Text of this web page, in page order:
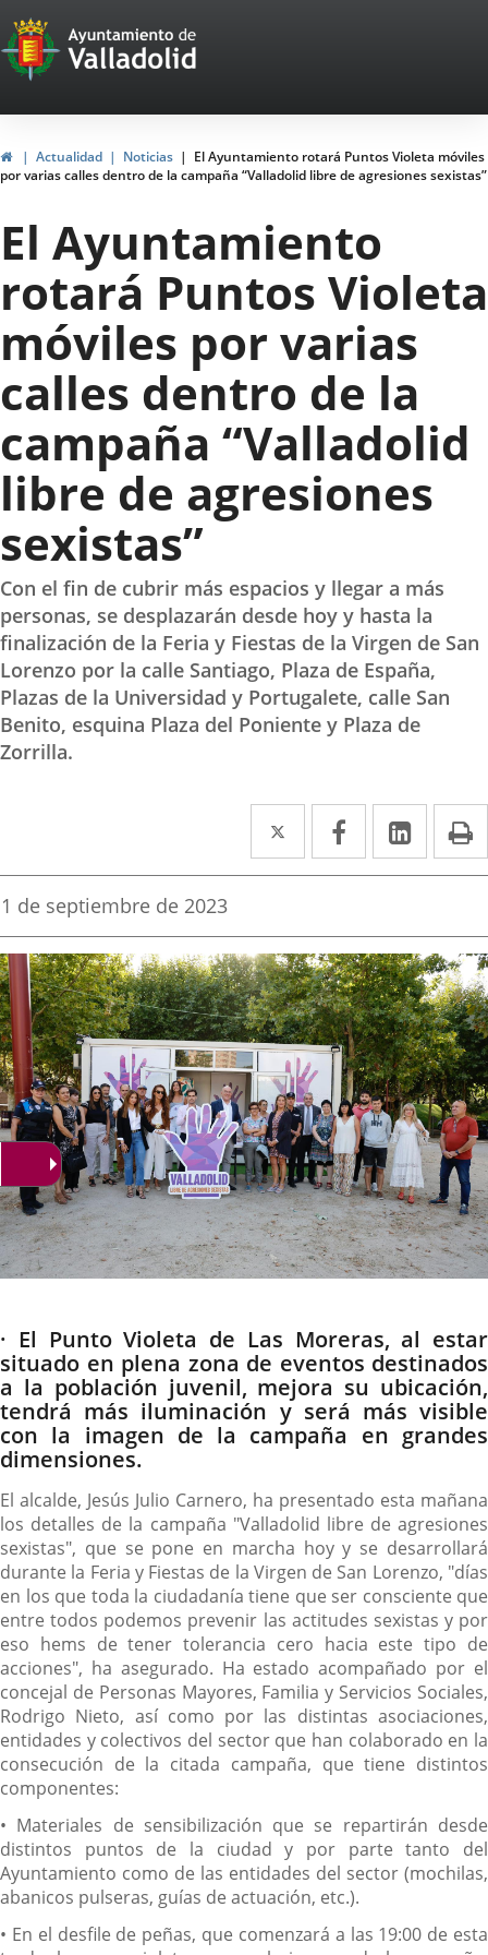
Portal
Web
del
Ayuntamiento
de
Valladolid
HomeActualidad Noticias
El Ayuntamiento rotará Puntos Violeta móviles
por varias calles dentro de la campaña “Valladolid libre de agresiones sexistas”
El Ayuntamiento
rotará Puntos Violeta
móviles por varias
calles dentro de la
campaña “Valladolid
libre de agresiones
sexistas”
Con el fin de cubrir más espacios y llegar a más
personas, se desplazarán desde hoy y hasta la
finalización de la Feria y Fiestas de la Virgen de San
Lorenzo por la calle Santiago, Plaza de España,
Plazas de la Universidad y Portugalete, calle San
Benito, esquina Plaza del Poniente y Plaza de
Zorrilla.
Twitter
Enlace
a
aplicación
externa.
Facebook
Enlace
a
aplicación
externa.
Enlace
a
Fecha
la
noticia
1 de septiembre de 2023
Descripción
· El Punto Violeta de Las Moreras, al estar
situado en plena zona de eventos destinados
a la población juvenil, mejora su ubicación,
tendrá más iluminación y será más visible
con la imagen de la campaña en grandes
dimensiones.
El alcalde, Jesús Julio Carnero, ha presentado esta mañana
los detalles de la campaña "Valladolid libre de agresiones
sexistas", que se pone en marcha hoy y se desarrollará
durante la Feria y Fiestas de la Virgen de San Lorenzo, "días
en los que toda la ciudadanía tiene que ser consciente que
entre todos podemos prevenir las actitudes sexistas y por
eso hems de tener tolerancia cero hacia este tipo de
acciones", ha asegurado. Ha estado acompañado por el
concejal de Personas Mayores, Familia y Servicios Sociales,
Rodrigo Nieto, así como por las distintas asociaciones,
entidades y colectivos del sector que han colaborado en la
consecución de la citada campaña, que tiene distintos
componentes:
• Materiales de sensibilización que se repartirán desde
distintos puntos de la ciudad y por parte tanto del
Ayuntamiento como de las entidades del sector (mochilas,
abanicos pulseras, guías de actuación, etc.).
• En el desfile de peñas, que comenzará a las 19:00 de esta